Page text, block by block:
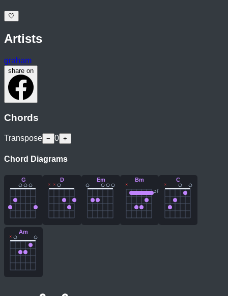
🤍
Artists
graham
share on
Chords
Transpose − 0 +
Chord Diagrams
G D
× ×
Em Bm
2fr
×
C
×
Am
×